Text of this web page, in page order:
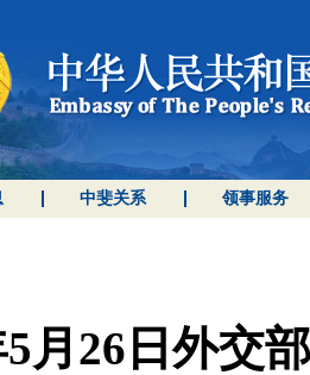
中斐关系 领事服务
5月26日外交